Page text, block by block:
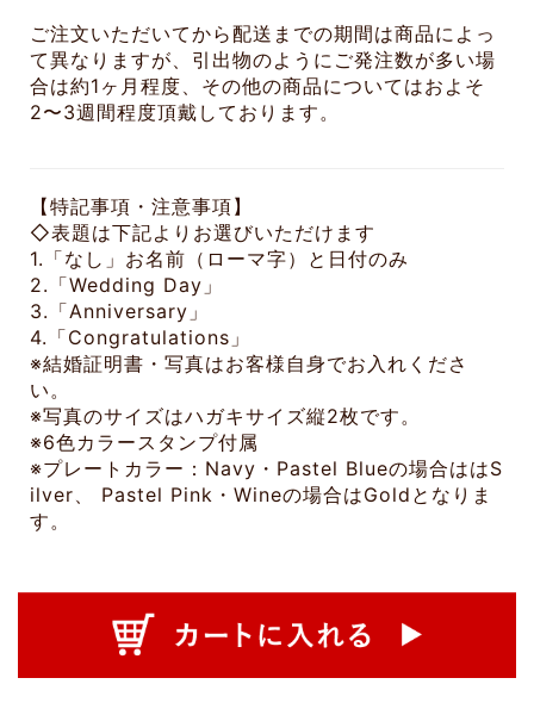
ご注文いただいてから配送までの期間は商品によっ
て異なりますが、引出物のようにご発注数が多い場
合は約1ヶ月程度、その他の商品についてはおよそ
2〜3週間程度頂戴しております。
【特記事項・注意事項】
◇表題は下記よりお選びいただけます
1.「なし」お名前（ローマ字）と日付のみ
2.「Wedding Day」
3.「Anniversary」
4.「Congratulations」
※結婚証明書・写真はお客様自身でお入れくださ
い。
※写真のサイズはハガキサイズ縦2枚です。
※6色カラースタンプ付属
※プレートカラー：Navy・Pastel Blueの場合ははS
ilver、 Pastel Pink・Wineの場合はGoldとなりま
す。